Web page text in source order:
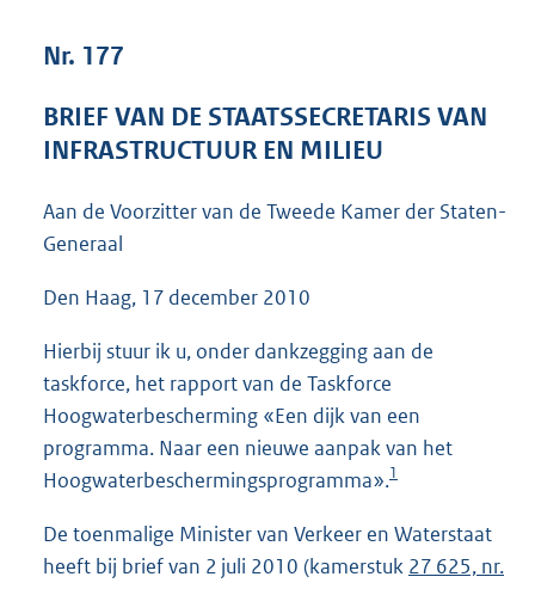
K
b
Nr. 177
BRIEF VAN DE STAATSSECRETARIS VAN
INFRASTRUCTUUR EN MILIEU
Aan de Voorzitter van de Tweede Kamer der Staten-
Generaal
Den Haag, 17 december 2010
Hierbij stuur ik u, onder dankzegging aan de
taskforce, het rapport van de Taskforce
Hoogwaterbescherming «Een dijk van een
programma. Naar een nieuwe aanpak van het
Hoogwaterbeschermingsprogramma».1
De toenmalige Minister van Verkeer en Waterstaat
heeft bij brief van 2 juli 2010 (kamerstuk 27 625, nr.